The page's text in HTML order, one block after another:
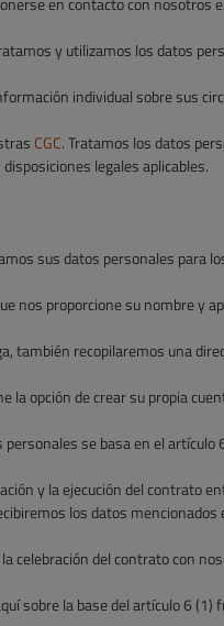
y utilizamos los datos
individual sobre sus
CGC. Tratamos los datos
legales aplicables.
sus datos personales para
nos proporcione su nombre y
también recopilaremos una
la opción de crear su propia
se basa en el artículo
y la ejecución del contrato
los datos
celebración del contrato con
sobre la base del artículo 6 (1)